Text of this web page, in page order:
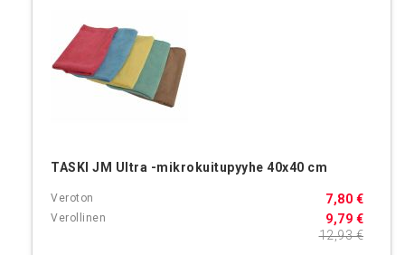
TASKI JM Ultra -mikrokuitupyyhe 40x40 cm
9,79 €
7,80 €
12,93 €